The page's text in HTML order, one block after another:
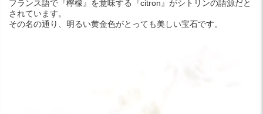
フランス語で『檸檬』を意味する『citron』がシトリンの語源だと
されています。
その名の通り、明るい黄金色がとっても美しい宝石です。